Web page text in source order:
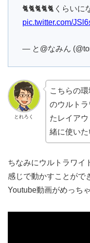
🐈🐈🐈🐈🐈くらいに
pic.twitter.com/
— と@なみん
とれろく
こちらの
のウルト
たレイア
緒に使いた
ちなみにウルトラワイ
感じで動かすことがで
Youtube動画がめっち